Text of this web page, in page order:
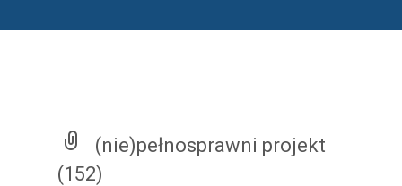
(nie)pełnosprawni projekt
(152)